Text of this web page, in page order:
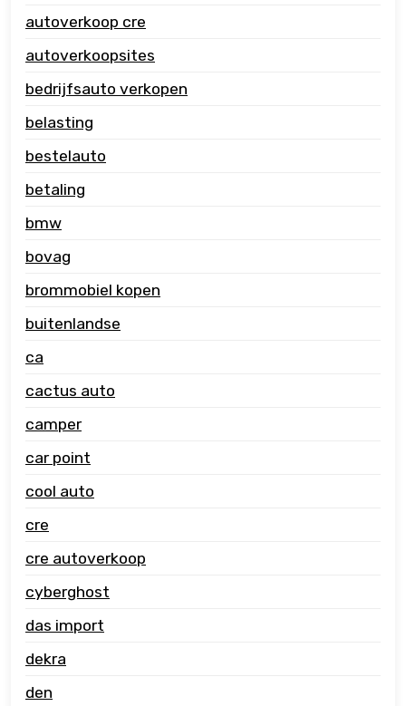
autoverkoop cre
autoverkoopsites
bedrijfsauto verkopen
belasting
bestelauto
betaling
bmw
bovag
brommobiel kopen
buitenlandse
ca
cactus auto
camper
car point
cool auto
cre
cre autoverkoop
cyberghost
das import
dekra
den